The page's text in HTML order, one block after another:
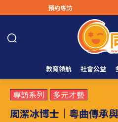
預約專訪
教育領航 社會公益
專訪系列 多元才藝
周潔冰博士｜粵曲傳承